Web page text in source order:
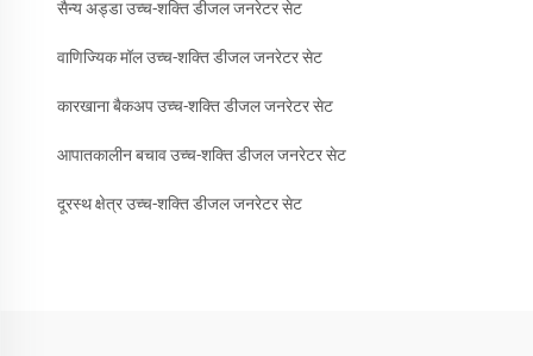
सैन्य अड्डा उच्च-शक्ति डीजल जनरेटर सेट
वाणिज्यिक मॉल उच्च-शक्ति डीजल जनरेटर सेट
कारखाना बैकअप उच्च-शक्ति डीजल जनरेटर सेट
आपातकालीन बचाव उच्च-शक्ति डीजल जनरेटर सेट
दूरस्थ क्षेत्र उच्च-शक्ति डीजल जनरेटर सेट